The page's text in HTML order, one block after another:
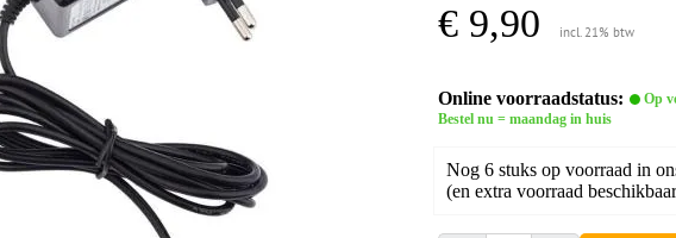
€ 9,90 incl. 21% btw
Online voorraadstatus:
Op
Bestel nu = maandag in huis
Nog 6 stuks op voorraad in
(en extra voorraad